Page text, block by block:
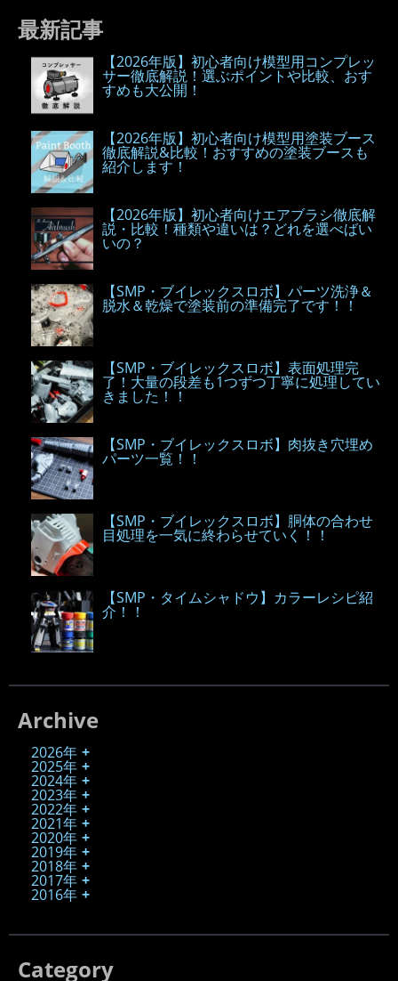
最新記事
【2026年版】初心者向け模型用コンプレッ
サー徹底解説！選ぶポイントや比較、おす
すめも大公開！
【2026年版】初心者向け模型用塗装ブース
徹底解説&比較！おすすめの塗装ブースも
紹介します！
【2026年版】初心者向けエアブラシ徹底解
説・比較！種類や違いは？どれを選べばい
いの？
【SMP・ブイレックスロボ】パーツ洗浄＆
脱水＆乾燥で塗装前の準備完了です！！
【SMP・ブイレックスロボ】表面処理完
了！大量の段差も1つずつ丁寧に処理してい
きました！！
【SMP・ブイレックスロボ】肉抜き穴埋め
パーツ一覧！！
【SMP・ブイレックスロボ】胴体の合わせ
目処理を一気に終わらせていく！！
【SMP・タイムシャドウ】カラーレシピ紹
介！！
Archive
2026年
2025年
2024年
2023年
2022年
2021年
2020年
2019年
2018年
2017年
2016年
Category